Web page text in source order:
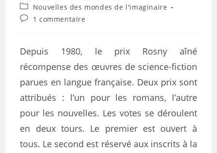
Nouvelles des mondes de l'imaginaire
1 commentaire
Depuis 1980, le prix Rosny aîné
récompense des œuvres de science-fiction
parues en langue française. Deux prix sont
attribués : l’un pour les romans, l’autre
pour les nouvelles. Les votes se déroulent
en deux tours. Le premier est ouvert à
tous. Le second est réservé aux inscrits à la